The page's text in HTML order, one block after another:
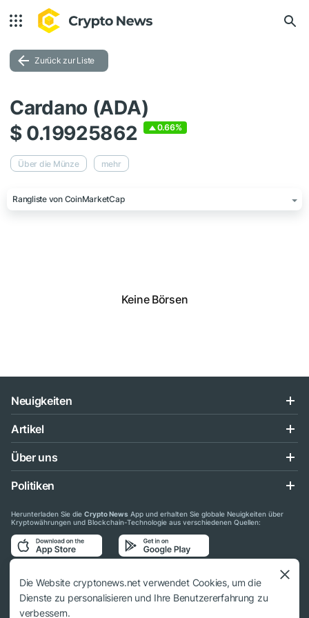
Zurück zur Liste
Cardano (ADA)
$ 0.19925862
0.66%
Über die Münze mehr
Rangliste von CoinMarketCap
Keine Börsen
Neuigkeiten
Artikel
Über uns
Politiken
Herunterladen Sie die Crypto News App und erhalten Sie globale Neuigkeiten über
Kryptowährungen und Blockchain-Technologie aus verschiedenen Quellen:
Folgen Sie uns auf den sozialen Medien
Die Website cryptonews.net verwendet Cookies, um die
Dienste zu personalisieren und Ihre Benutzererfahrung zu
verbessern.